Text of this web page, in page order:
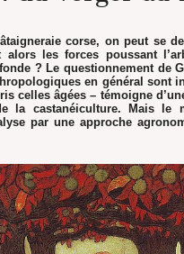
corse, on peut se
alors les forces poussant
? Le questionnement de
en général sont
celles âgées – témoigne
la castanéiculture. Mais
par une approche